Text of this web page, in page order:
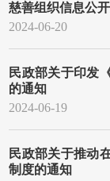
慈善组织信息公
2024-06-20
民政部关于印发
的通知
2024-06-19
民政部关于推动
制度的通知